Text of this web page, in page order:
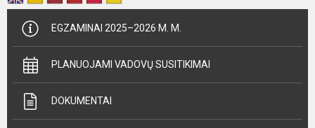
EGZAMINAI 2025–2026 M. M.
PLANUOJAMI VADOVŲ SUSITIKIMAI
DOKUMENTAI